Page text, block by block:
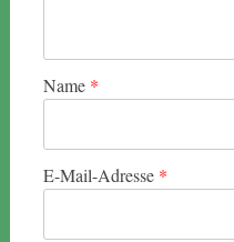
Name *
E-Mail-Adresse *